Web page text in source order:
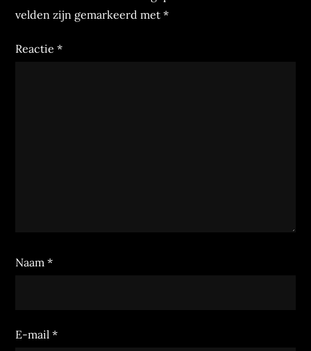
velden zijn gemarkeerd met*
Reactie*
Naam*
E-mail*